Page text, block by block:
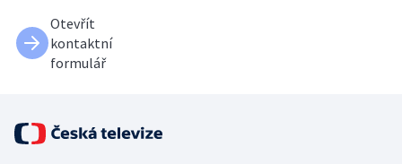
Otevřít
kontaktní
formulář